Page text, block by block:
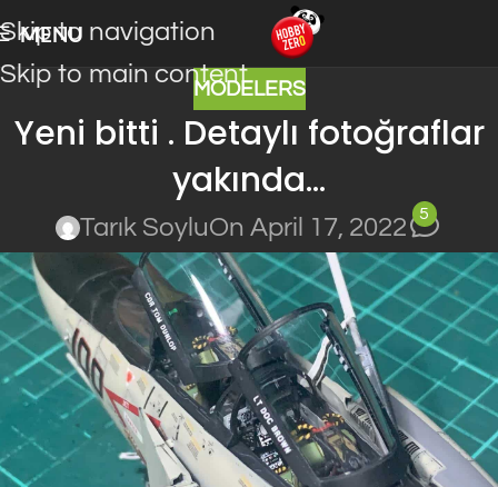
Skip to navigation
Skip to main content
MENU
MODELERS
Yeni bitti . Detaylı fotoğraflar
yakında…
Tarık SoyluOn April 17, 2022
5